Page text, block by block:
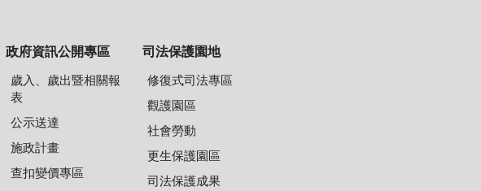
政府資訊公開專區
歲入、歲出暨相關報
表
公示送達
施政計畫
查扣變價專區
司法保護園地
修復式司法專區
觀護園區
社會勞動
更生保護園區
司法保護成果